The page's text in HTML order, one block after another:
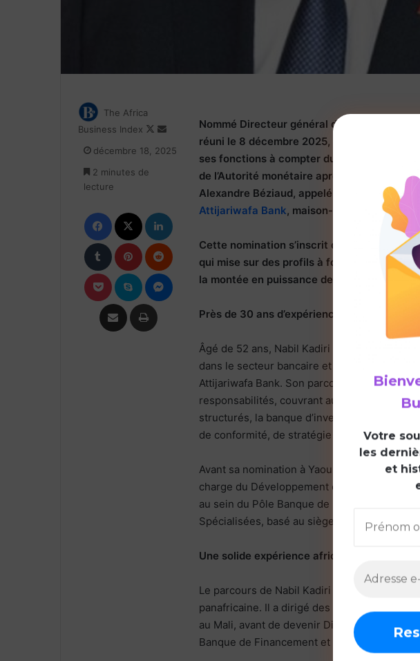
Nommé Directeur général de
réuni le 8 décembre 2025,
ses fonctions à compter du 19 décembre
de l’Autorité monétaire après avis conforme
Alexandre Béziaud, appelé à de nouvelles
Attijariwafa Bank, maison-mère de la
Cette nomination s’inscrit dans la stratégie
qui mise sur des profils à forte expertise
la montée en puissance de ses filiales en
Près de 30 ans d’expérience au cœur de la
Âgé de 52 ans, Nabil Kadiri totalise près de
dans le secteur bancaire et financier, dont 24
Attijariwafa Bank. Son parcours se
responsabilités, couvrant aussi bien la
structurés, la banque d’investissement, que
de conformité, de stratégie et de gestion
Avant sa nomination à Yaoundé, il occupait
charge du Développement commercial, des
au sein du Pôle Banque de Détail à
Spécialisées, basé au siège du groupe à
Une solide expérience africaine, de l’Ouest
Le parcours de Nabil Kadiri est également
panafricaine. Il a dirigé des filiales du groupe
au Mali, avant de devenir Directeur général
Banque de Financement et d’Investissement
Votre
les
et
The Africa
Business Index
Follow
X
Envoyer
courriel
décembre 18, 2025
2 minutes de
lecture
Facebook Linkedin
Tumblr Pinterest
Pocket Skype Messenger
Partager par email Imprimer